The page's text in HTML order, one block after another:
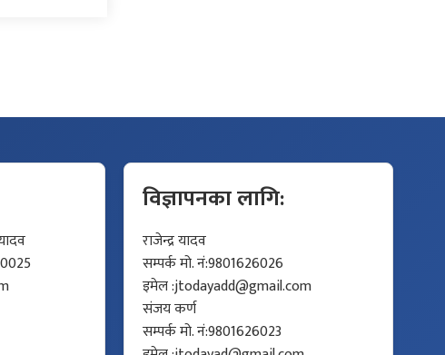
विज्ञापनका लागि:
राजेन्द्र यादव
सम्पर्क मो. नं:9801626026
इमेल :jtodayadd@gmail.com
संजय कर्ण
सम्पर्क मो. नं:9801626023